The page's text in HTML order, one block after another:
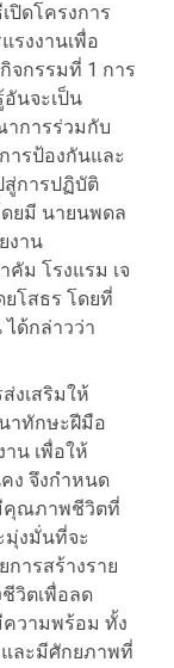
ปิดโครงการ
รงงานเพื่อ
จกรรมที่ 1 การ
นจะเป็น
การร่วมกับ
ารป้องกันและ
การปฏิบัติ
ยมี นายนพดล
งาน
ม โรงแรม เจ
ยโสธร โดยที่
ด้กล่าวว่า
งเสริมให้
าทักษะฝีมือ
น เพื่อให้
ง จึงกำหนด
คุณภาพชีวิตที่
มุ่งมั่นที่จะ
ารสร้างราย
วิตเพื่อลด
วามพร้อม ทั้ง
ละมีศักยภาพที่